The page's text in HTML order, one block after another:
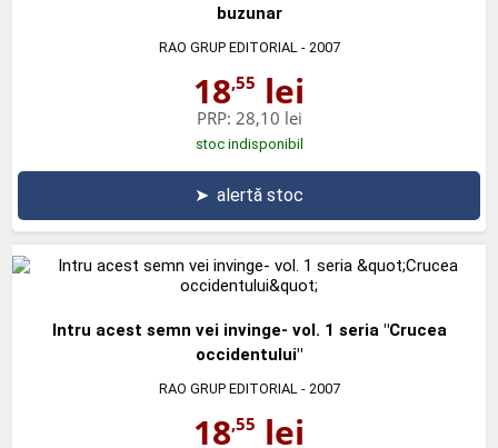
buzunar
RAO GRUP EDITORIAL - 2007
18,55 lei
PRP: 28,10 lei
stoc indisponibil
➤ alertă stoc
Intru acest semn vei invinge- vol. 1 seria "Crucea
occidentului"
RAO GRUP EDITORIAL - 2007
18,55 lei